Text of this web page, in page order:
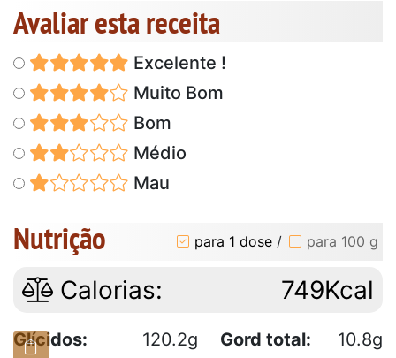
Avaliar esta receita
Excelente !
Muito Bom
Bom
Médio
Mau
Nutrição para 1 dose / para 100 g
Calorias: 749Kcal
Glícidos: 120.2g Gord total:
10.8g